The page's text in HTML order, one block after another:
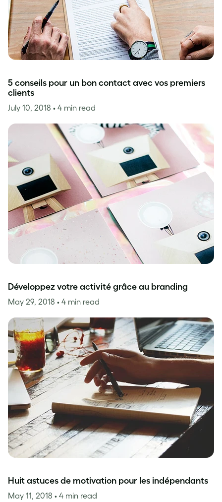
5 conseils pour un bon contact avec vos premiers
clients
July 10, 2018 • 4 min read
Développez votre activité grâce au branding
May 29, 2018 • 4 min read
Huit astuces de motivation pour les indépendants
May 11, 2018 • 4 min read